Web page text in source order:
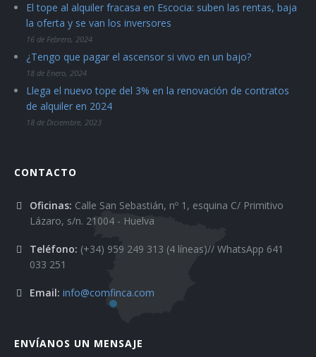
El tope al alquiler fracasa en Escocia: suben las rentas, baja
la oferta y se van los inversores
16 de Febrero, 2024
¿Tengo que pagar el ascensor si vivo en un bajo?
18 de Enero, 2024
Llega el nuevo tope del 3% en la renovación de contratos
de alquiler en 2024
18 de Diciembre, 2023
CONTACTO
Oficinas: Calle San Sebastián, nº 1, esquina C/ Primitivo
Lázaro, s/n. 21004 - Huelva
Teléfono: (+34) 959 249 313 (4 líneas)// WhatsApp 641
033 251
Email: info@comfinca.com
ENVÍANOS UN MENSAJE